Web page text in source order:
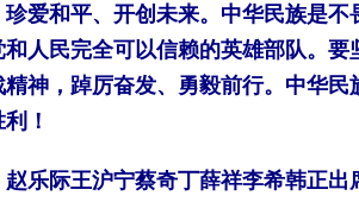
珍爱和平、开创未来。中华民族是
人民完全可以信赖的英雄部队。
神，踔厉奋发、勇毅前行。中华
！
际王沪宁蔡奇丁薛祥李希韩正出